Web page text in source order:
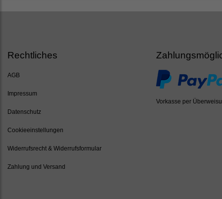
Rechtliches
AGB
Impressum
Datenschutz
Cookieeinstellungen
Widerrufsrecht & Widerrufsformular
Zahlung und Versand
Vorkasse per